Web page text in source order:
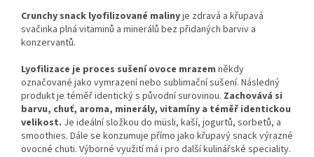
Crunchy snack lyofilizované malinyje zdravá a křupavá
svačinka plná vitaminů a minerálů bez přidaných barviv a
konzervantů.
Lyofilizace je proces sušení ovoce mrazem někdy
označované jako vymrazení nebo sublimační sušení. Následný
produkt je téměř identický s původní surovinou. Zachovává si
barvu, chuť, aroma, minerály, vitamíny a téměř identickou
velikost. Je ideální složkou do müsli, kaší, jogurtů, sorbetů, a
smoothies. Dále se konzumuje přímo jako křupavý snack výrazné
ovocné chuti. Výborné využití má i pro další kulinářské speciality.